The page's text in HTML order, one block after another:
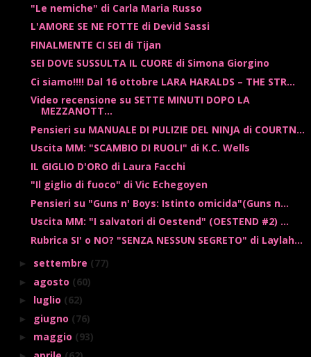
"Le nemiche" di Carla Maria Russo
L'AMORE SE NE FOTTE di Devid Sassi
FINALMENTE CI SEI di Tijan
SEI DOVE SUSSULTA IL CUORE di Simona Giorgino
Ci siamo!!!! Dal 16 ottobre LARA HARALDS – THE STR...
Video recensione su SETTE MINUTI DOPO LA
MEZZANOTT...
Pensieri su MANUALE DI PULIZIE DEL NINJA di COURTN...
Uscita MM: "SCAMBIO DI RUOLI" di K.C. Wells
IL GIGLIO D'ORO di Laura Facchi
"Il giglio di fuoco" di Vic Echegoyen
Pensieri su "Guns n' Boys: Istinto omicida"(Guns n...
Uscita MM: "I salvatori di Oestend" (OESTEND #2) ...
Rubrica SI' o NO? "SENZA NESSUN SEGRETO" di Laylah...
► settembre (77)
► agosto (60)
► luglio (62)
► giugno (76)
► maggio (93)